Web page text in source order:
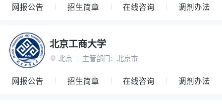
网报公告 招生简章 在线咨询 调剂办法
北京工商大学
 北京 主管部门： 北京市
网报公告 招生简章 在线咨询 调剂办法